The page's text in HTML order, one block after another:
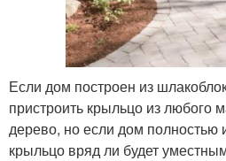
Если дом построен из
пристроить крыльцо из любого
дерево, но если дом полностью
крыльцо вряд ли будет